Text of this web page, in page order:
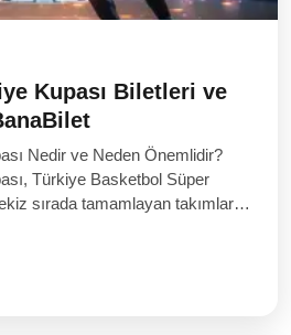
Kupası Biletleri ve
Nedir ve Neden Önemlidir?
Türkiye Basketbol Süper
sırada tamamlayan takımların